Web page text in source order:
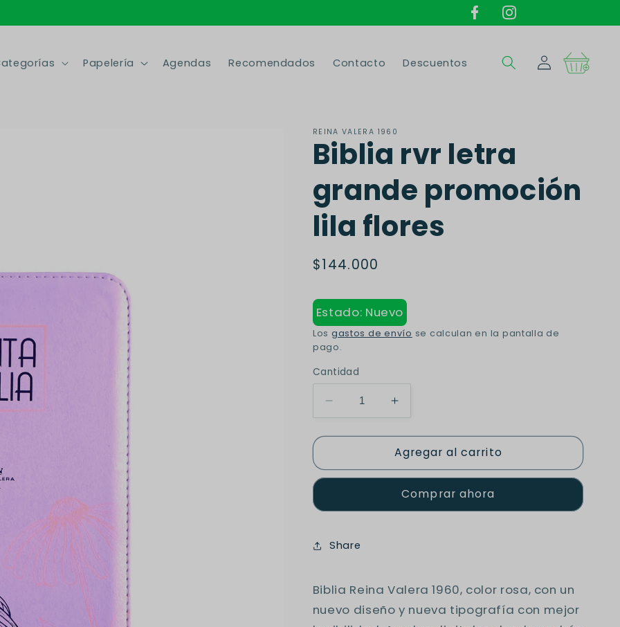
Papelería Agendas Recomendados Contacto Descuentos
Iniciar
sesión
Carrito
REINA VALERA 1960
Biblia rvr letra
grande promoción
lila flores
Precio
$144.000
Estado: Nuevo
Los gastos de envío se calculan en la pantalla de
pago.
Cantidad
Reducir
cantidad
para
rvr
letra
promoción
flores
Aumentar
cantidad
para
Biblia
rvr
letra
grande
promoción
Agregar al carrito
Comprar ahora
Share
Biblia Reina Valera 1960, color rosa, con un
nuevo diseño y nueva tipografía con mejor